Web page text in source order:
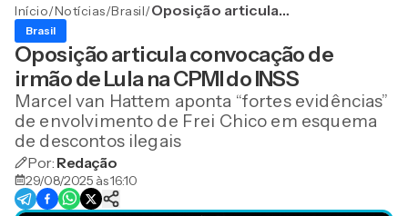
Início/Notícias/Brasil/Oposição articula
Lula na CPMI do INSS
Brasil
Oposição articula convocação de
irmão de Lula na CPMI do INSS
Marcel van Hattem aponta “fortes evidências”
de envolvimento de Frei Chico em esquema
de descontos ilegais
Por: Redação
29/08/2025 às 16:10